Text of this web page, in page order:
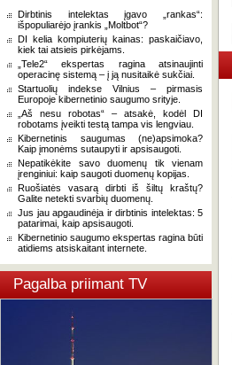
Dirbtinis intelektas įgavo „rankas“:
išpopuliarėjo įrankis „Moltbot“?
DI kelia kompiuterių kainas: paskaičiavo,
kiek tai atsieis pirkėjams.
„Tele2“ ekspertas ragina atsinaujinti
operacinę sistemą – į ją nusitaikė sukčiai.
Startuolių indekse Vilnius – pirmasis
Europoje kibernetinio saugumo srityje.
„Aš nesu robotas“ – atsakė, kodėl DI
robotams įveikti testą tampa vis lengviau.
Kibernetinis saugumas (ne)apsimoka?
Kaip įmonėms sutaupyti ir apsisaugoti.
Nepatikėkite savo duomenų tik vienam
įrenginiui: kaip saugoti duomenų kopijas.
Ruošiatės vasarą dirbti iš šiltų kraštų?
Galite netekti svarbių duomenų.
Jus jau apgaudinėja ir dirbtinis intelektas: 5
patarimai, kaip apsisaugoti.
Kibernetinio saugumo ekspertas ragina būti
atidiems atsiskaitant internete.
Pagalba priimant TV